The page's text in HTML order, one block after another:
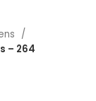
– 264